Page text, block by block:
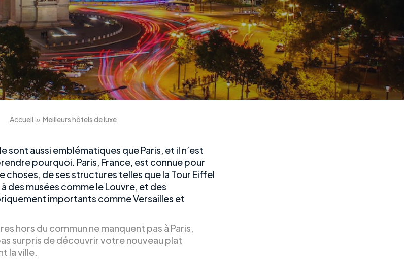
Accueil » Meilleurs hôtels de luxe
sont aussi emblématiques que Paris, et il n’est
pourquoi. Paris, France, est connue pour
choses, de ses structures telles que la Tour Eiffel
des musées comme le Louvre, et des
importants comme Versailles et
hors du commun ne manquent pas à Paris,
surpris de découvrir votre nouveau plat
la ville.